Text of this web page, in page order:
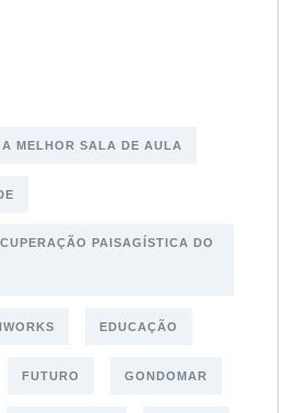
MELHOR SALA DE AULA
PAISAGÍSTICA DO
EDUCAÇÃO
FUTURO GONDOMAR